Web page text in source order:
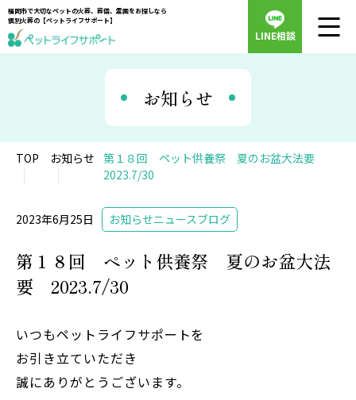
福岡市で大切なペットの火葬、葬儀、霊園をお探しなら
個別火葬の【ペットライフサポート】
LINE相談
お知らせ
TOP お知らせ
第１８回 ペット供養祭 夏のお盆大法要
2023.7/30
2023年6月25日 お知らせニュースブログ
第１８回 ペット供養祭 夏のお盆大法
要 2023.7/30
いつもペットライフサポートを
お引き立ていただき
誠にありがとうございます。